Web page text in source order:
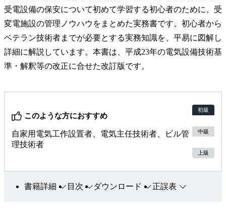
受電設備の保安について初めて学習する初心者のために、受
変電施設の管理ノウハウをまとめた実務書です。初心者から
ベテラン技術者までが必要とする実務知識を、平易に図解し
詳細に解説しています。本書は、平成23年の電気設備技術基
準・解釈等の改正に合せた改訂版です。
このような方におすすめ
自家用電気工作設置者、電気主任技術者、ビル管
理技術者
初級
中級
上級
書籍詳細 目次 ダウンロード 正誤表